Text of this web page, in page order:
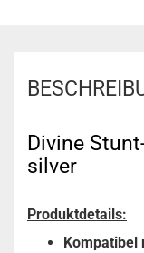
Divine
silver
Produktdetails:
Kompatibel